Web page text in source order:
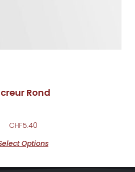
Rond
CHF5.40
Options